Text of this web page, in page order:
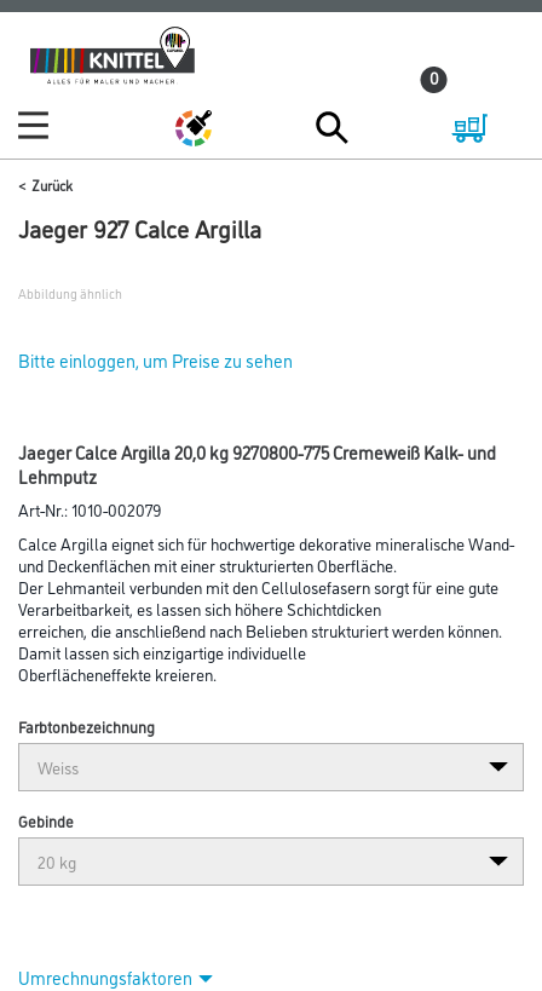
Zum
Inhalt
Zum
Navigationsmenü
0
Zurück
Jaeger 927 Calce Argilla
Abbildung ähnlich
Bitte einloggen, um Preise zu sehen
Jaeger Calce Argilla 20,0 kg 9270800-775 Cremeweiß Kalk- und
Lehmputz
Art-Nr.:1010-002079
Calce Argilla eignet sich für hochwertige dekorative mineralische Wand-
und Deckenflächen mit einer strukturierten Oberfläche.
Der Lehmanteil verbunden mit den Cellulosefasern sorgt für eine gute
Verarbeitbarkeit, es lassen sich höhere Schichtdicken
erreichen, die anschließend nach Belieben strukturiert werden können.
Damit lassen sich einzigartige individuelle
Oberflächeneffekte kreieren.
Farbtonbezeichnung
Gebinde
Umrechnungsfaktoren